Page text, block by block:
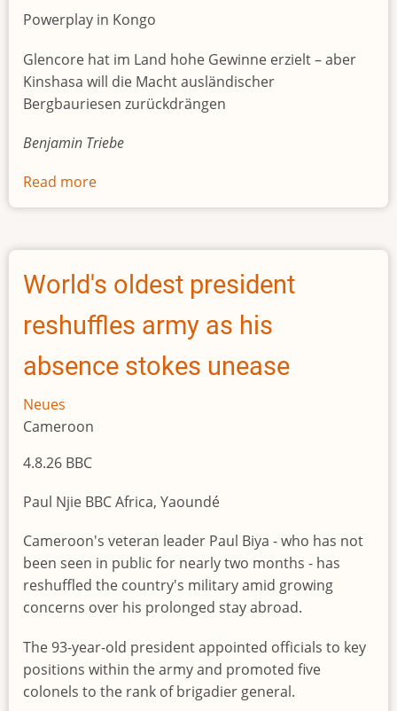
Powerplay in Kongo
Glencore hat im Land hohe Gewinne erzielt – aber
Kinshasa will die Macht ausländischer
Bergbauriesen zurückdrängen
Benjamin Triebe
Read more
Powerplay
Kongo
World's oldest president
reshuffles army as his
absence stokes unease
Neues
Cameroon
4.8.26 BBC
Paul Njie BBC Africa, Yaoundé
Cameroon's veteran leader Paul Biya - who has not
been seen in public for nearly two months - has
reshuffled the country's military amid growing
concerns over his prolonged stay abroad.
The 93-year-old president appointed officials to key
positions within the army and promoted five
colonels to the rank of brigadier general.